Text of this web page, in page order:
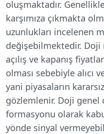
oluşmaktadır.
karşımıza çıkmakta
uzunlukları incelenen
değişebilmektedir. Doji
açılış ve kapanış
olması sebebiyle alıcı
yani piyasaların
gözlemlenir. Doji
formasyonu olarak
yönde sinyal